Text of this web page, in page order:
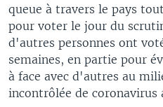
queue à travers le pays
pour voter le jour du
d'autres personnes ont
semaines, en partie pour
à face avec d'autres au
incontrôlée de coronavirus